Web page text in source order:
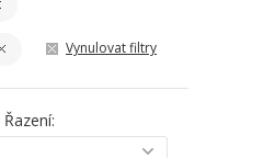
Vynulovat filtry
Řazení: